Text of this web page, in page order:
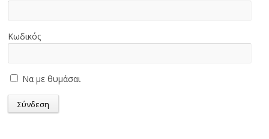
Κωδικός
Να με θυμάσαι